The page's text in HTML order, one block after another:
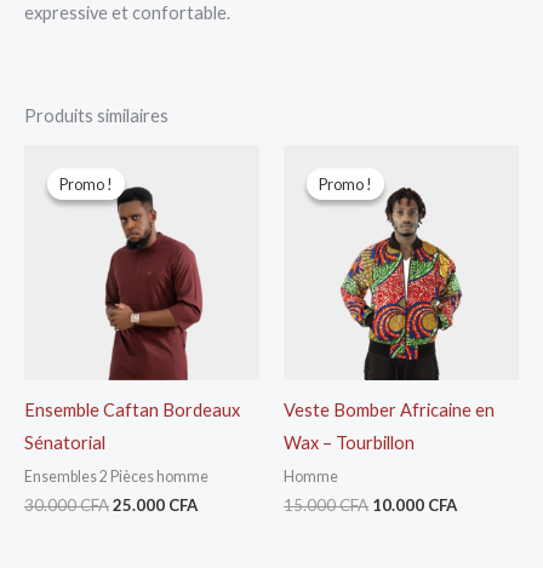
expressive et confortable.
Produits similaires
Promo !
Promo !
Ensemble Caftan Bordeaux
Sénatorial
Ensembles 2 Pièces homme
30.000CFA
initial
était :
30.000 CFA.
25.000 CFA
Promo !
Promo !
Veste Bomber Africaine en
Wax – Tourbillon
Homme
15.000CFA
initial
était :
15.000 CFA.
10.000 CFA